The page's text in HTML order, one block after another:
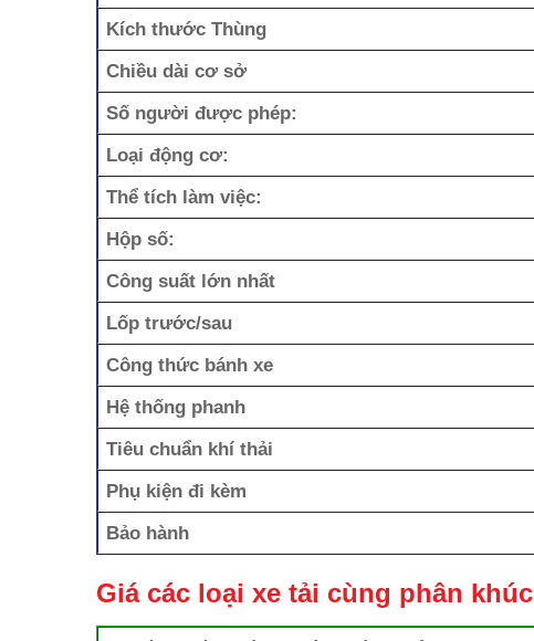
Kích thước Thùng
Chiều dài cơ sở
Số người được phép:
Loại động cơ:
Thể tích làm việc:
Hộp số:
Công suất lớn nhất
Lốp trước/sau
Công thức bánh xe
Hệ thống phanh
Tiêu chuẩn khí thải
Phụ kiện đi kèm
Bảo hành
Giá các loại xe tải cùng phân khúc